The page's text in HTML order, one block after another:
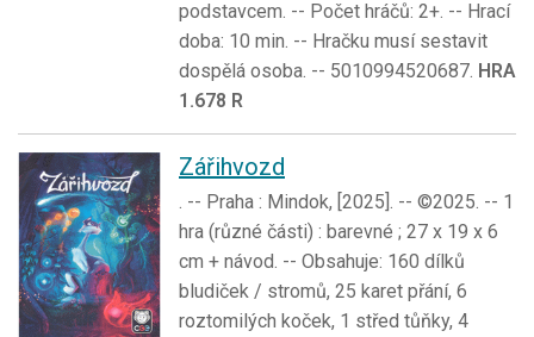
podstavcem. -- Počet hráčů: 2+. -- Hrací
doba: 10 min. -- Hračku musí sestavit
dospělá osoba. -- 5010994520687. HRA
1.678 R
Zářihvozd
. -- Praha : Mindok, [2025]. -- ©2025. -- 1
hra (různé části) : barevné ; 27 x 19 x 6
cm + návod. -- Obsahuje: 160 dílků
bludiček / stromů, 25 karet přání, 6
roztomilých koček, 1 střed tůňky, 4